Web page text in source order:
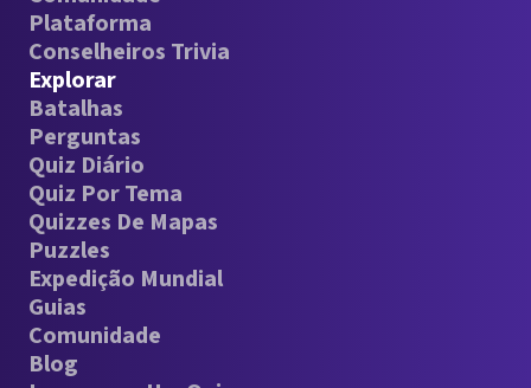
Plataforma
Conselheiros Trivia
Explorar
Batalhas
Perguntas
Quiz Diário
Quiz Por Tema
Quizzes De Mapas
Puzzles
Expedição Mundial
Guias
Comunidade
Blog